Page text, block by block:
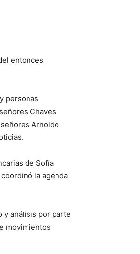
entonces
personas
Chaves
Arnoldo
de Sofía
la agenda
y análisis por parte
movimientos